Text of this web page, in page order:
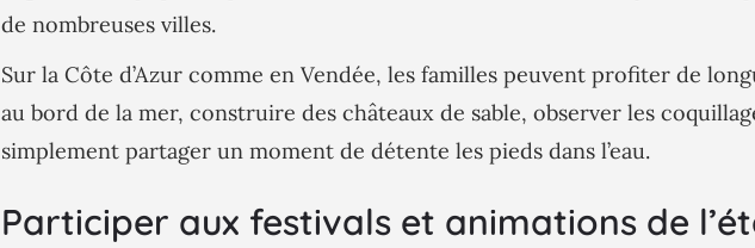
de nombreuses villes.
Sur la Côte d’Azur comme en Vendée, les familles peuvent profiter de
au bord de la mer, construire des châteaux de sable, observer les
simplement partager un moment de détente les pieds dans l’eau.
Participer aux festivals et animations de